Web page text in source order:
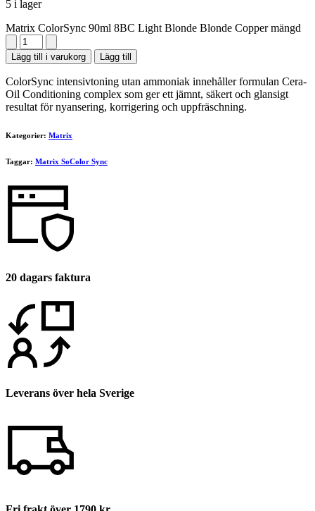
5 i lager
Matrix ColorSync 90ml 8BC Light Blonde Blonde Copper mängd
Lägg till i varukorg Lägg till
ColorSync intensivtoning utan ammoniak innehåller formulan Cera-
Oil Conditioning complex som ger ett jämnt, säkert och glansigt
resultat för nyansering, korrigering och uppfräschning.
Kategorier: Matrix
Taggar: Matrix SoColor Sync
20 dagars faktura
Leverans över hela Sverige